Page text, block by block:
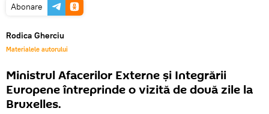
Abonare
Rodica Gherciu
Materialele autorului
Ministrul Afacerilor Externe și Integrării
Europene întreprinde o vizită de două zile la
Bruxelles.